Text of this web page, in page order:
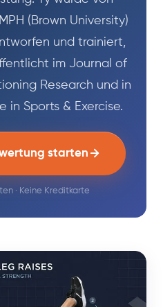
(Brown University)
und trainiert,
im Journal of
Research und in
in Sports & Exercise.
starten
· Keine Kreditkarte